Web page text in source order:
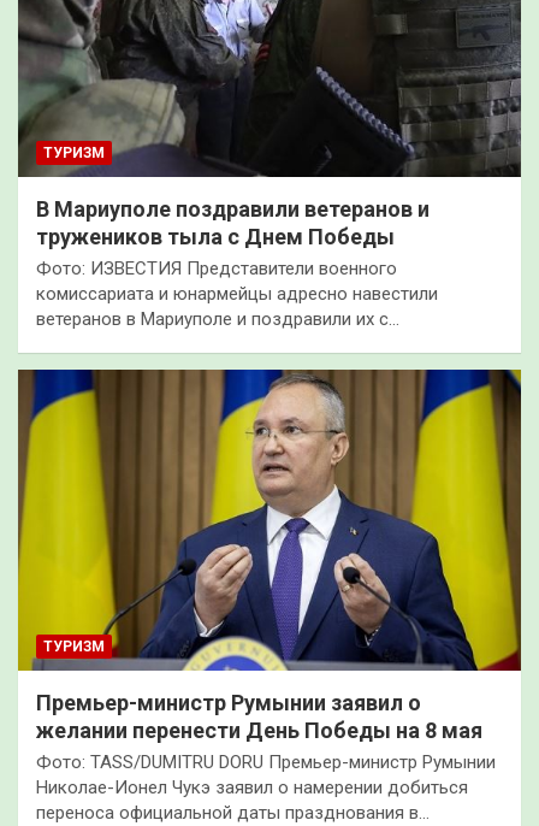
ТУРИЗМ
В Мариуполе поздравили ветеранов и
тружеников тыла с Днем Победы
Фото: ИЗВЕСТИЯ Представители военного
комиссариата и юнармейцы адресно навестили
ветеранов в Мариуполе и поздравили их с…
ТУРИЗМ
Премьер-министр Румынии заявил о
желании перенести День Победы на 8 мая
Фото: TASS/DUMITRU DORU Премьер-министр Румынии
Николае-Ионел Чукэ заявил о намерении добиться
переноса официальной даты празднования в…